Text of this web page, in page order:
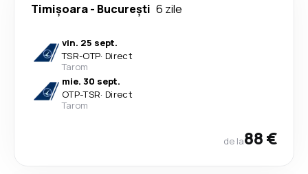
Timișoara- București 6 zile
vin. 25 sept.
TSR-OTP· Direct
Tarom
mie. 30 sept.
OTP-TSR· Direct
Tarom
de la88 €